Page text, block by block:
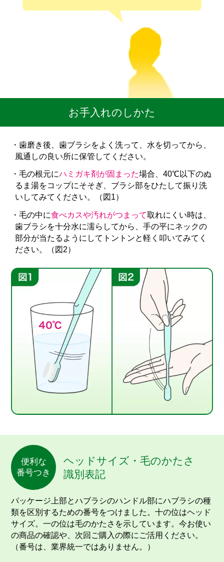
お手入れのしかた
・歯磨き後、歯ブラシをよく洗って、水を切ってから、
風通しの良い所に保管してください。
・毛の根元にハミガキ剤が固まった場合、40℃以下のぬ
るま湯をコップにそそぎ、ブラシ部をひたして振り洗
いしてみてください。（図1）
・毛の中に食べカスや汚れがつまって取れにくい時は、
歯ブラシを十分水に濡らしてから、手の平にネックの
部分が当たるようにしてトントンと軽く叩いてみてく
ださい。（図2）
便利な
番号つき
ヘッドサイズ・毛のかたさ
識別表記
パッケージ上部とハブラシのハンドル部にハブラシの種
類を区別するための番号をつけました。十の位はヘッド
サイズ。一の位は毛のかたさを示しています。今お使い
の商品の確認や、次回ご購入の際にご活用ください。
（番号は、業界統一ではありません。）